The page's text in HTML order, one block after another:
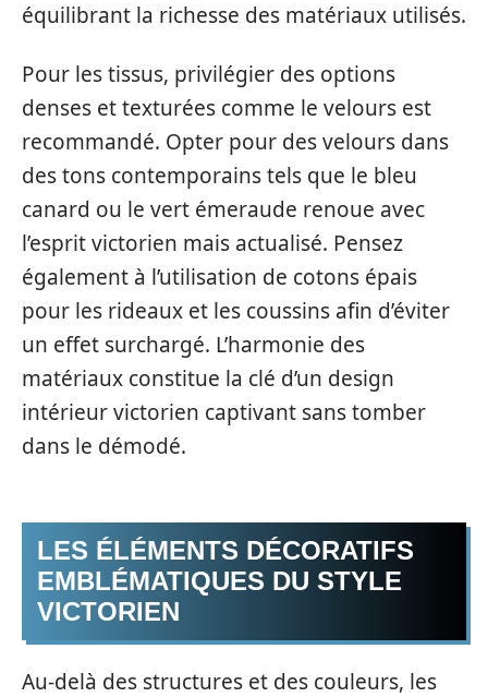
équilibrant la richesse des matériaux utilisés.
Pour les tissus, privilégier des options
denses et texturées comme le velours est
recommandé. Opter pour des velours dans
des tons contemporains tels que le bleu
canard ou le vert émeraude renoue avec
l’esprit victorien mais actualisé. Pensez
également à l’utilisation de cotons épais
pour les rideaux et les coussins afin d’éviter
un effet surchargé. L’harmonie des
matériaux constitue la clé d’un design
intérieur victorien captivant sans tomber
dans le démodé.
LES ÉLÉMENTS DÉCORATIFS
EMBLÉMATIQUES DU STYLE
VICTORIEN
Au-delà des structures et des couleurs, les